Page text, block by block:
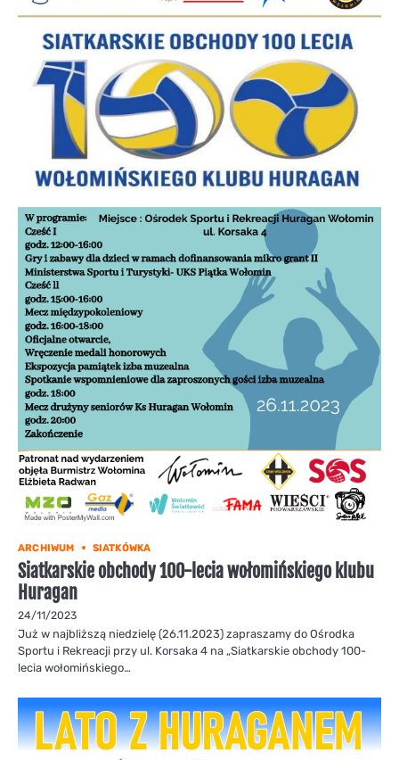
ARCHIWUM SIATKÓWKA
Siatkarskie obchody 100-lecia wołomińskiego klubu
Huragan
24/11/2023
Już w najbliższą niedzielę (26.11.2023) zapraszamy do Ośrodka
Sportu i Rekreacji przy ul. Korsaka 4 na „Siatkarskie obchody 100-
lecia wołomińskiego…